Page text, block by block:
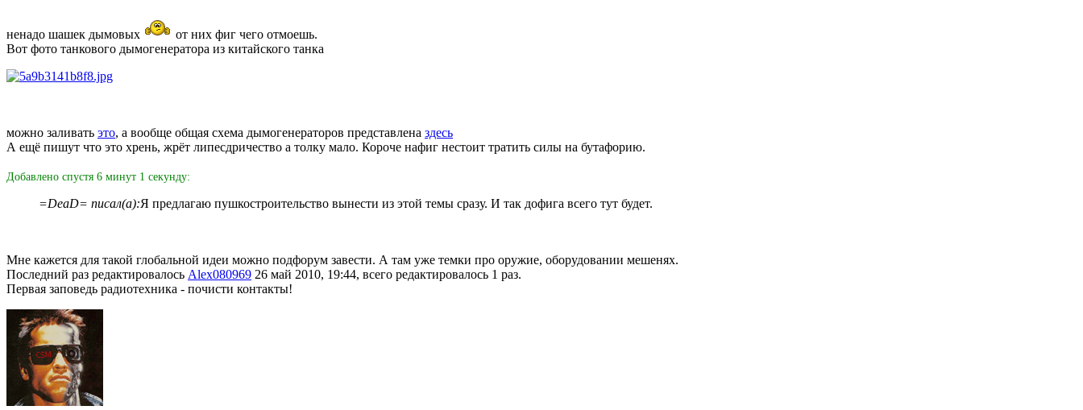
ненадо шашек дымовых
от них фиг чего отмоешь.
Вот фото танкового дымогенератора из китайского танка
можно заливать это, а вообще общая схема дымогенераторов представлена здесь
А ещё пишут что это хрень, жрёт липесдричество а толку мало. Короче нафиг нестоит тратить силы на бутафорию.
Добавлено спустя 6 минут 1 секунду:
=DeaD= писал(а):Я предлагаю пушкостроительство вынести из этой темы сразу. И так дофига всего тут будет.
Мне кажется для такой глобальной идеи можно подфорум завести. А там уже темки про оружие, оборудовании мешенях.
Последний раз редактировалось Alex080969 26 май 2010, 19:44, всего редактировалось 1 раз.
Первая заповедь радиотехника - почисти контакты!